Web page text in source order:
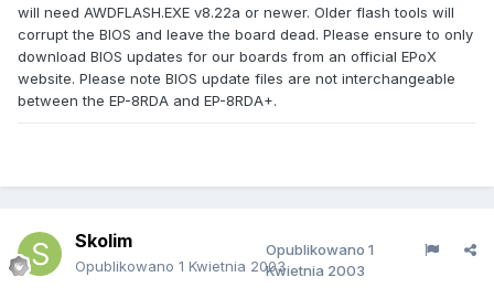
will need AWDFLASH.EXE v8.22a or newer. Older flash tools will
corrupt the BIOS and leave the board dead. Please ensure to only
download BIOS updates for our boards from an official EPoX
website. Please note BIOS update files are not interchangeable
between the EP-8RDA and EP-8RDA+.
Skolim
Opublikowano 1 Kwietnia 2003
Opublikowano 1
Kwietnia 2003